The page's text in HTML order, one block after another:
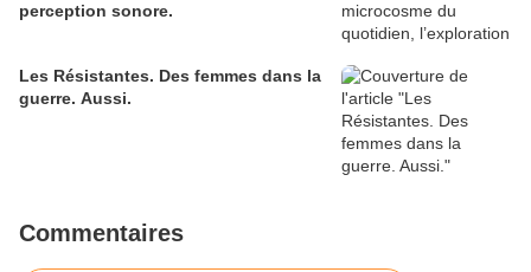
perception sonore.
Les Résistantes. Des femmes dans la
guerre. Aussi.
Commentaires